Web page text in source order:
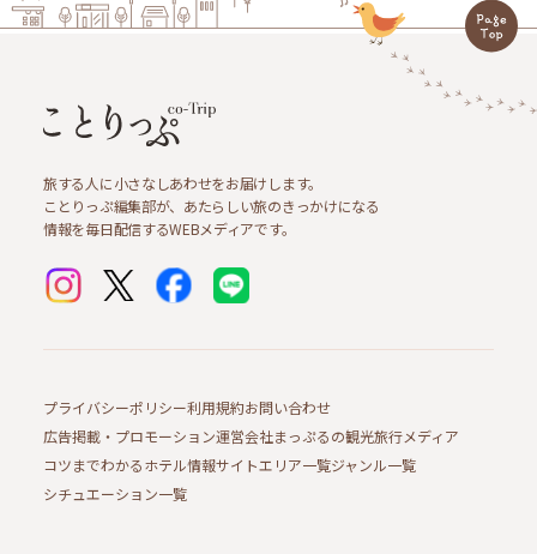
旅する人に小さなしあわせをお届けします。
ことりっぷ編集部が、あたらしい旅のきっかけになる
情報を毎日配信するWEBメディアです。
プライバシーポリシー利用規約お問い合わせ
広告掲載・プロモーション運営会社まっぷるの観光旅行メディア
コツまでわかるホテル情報サイトエリア一覧ジャンル一覧
シチュエーション一覧